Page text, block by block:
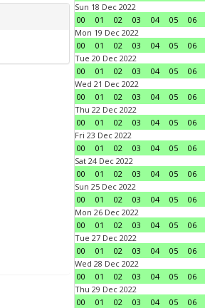
Sun 18 Dec 2022
00
01 02 03 04 05 06
Mon 19 Dec 2022
00
01 02 03 04 05 06
Tue 20 Dec 2022
00
01 02 03 04 05 06
Wed 21 Dec 2022
00
01 02 03 04 05 06
Thu 22 Dec 2022
00
01 02 03 04 05 06
Fri 23 Dec 2022
00
01 02 03 04 05 06
Sat 24 Dec 2022
00
01 02 03 04 05 06
Sun 25 Dec 2022
00
01 02 03 04 05 06
Mon 26 Dec 2022
00
01 02 03 04 05 06
Tue 27 Dec 2022
00
01 02 03 04 05 06
Wed 28 Dec 2022
00
01 02 03 04 05 06
Thu 29 Dec 2022
00
01 02 03 04 05 06